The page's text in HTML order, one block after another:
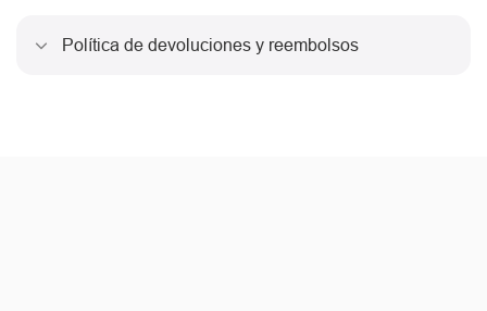
Política de devoluciones y reembolsos